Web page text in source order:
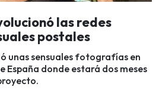
las redes
postales
unas sensuales fotografías en
España donde estará dos meses